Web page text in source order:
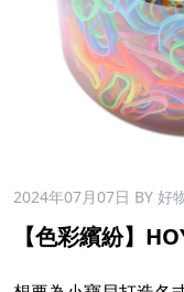
2024年07月07日 BY 好
【色彩繽紛】